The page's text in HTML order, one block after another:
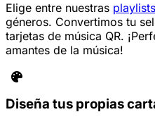
Elige entre nuestras
géneros. Convertimos tu
tarjetas de música QR.
amantes de la música!
Diseña tus propias